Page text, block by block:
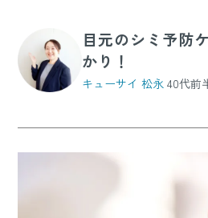
目元のシミ予防
かり！
キューサイ 松永40代前